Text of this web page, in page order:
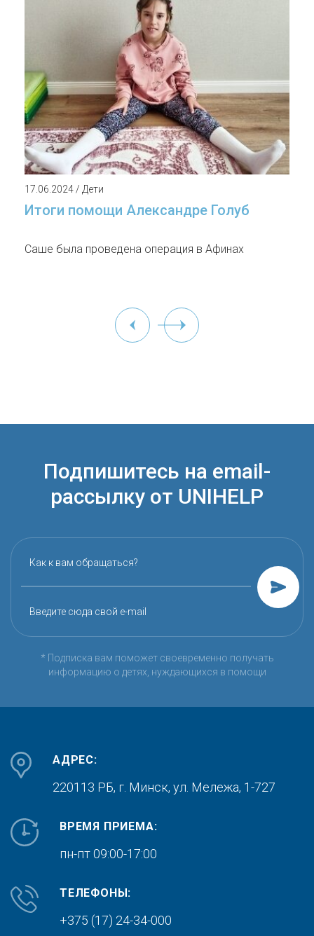
17.06.2024 / Дети
Итоги помощи Александре Голуб
Саше была проведена операция в Афинах
Подпишитесь на email-
рассылку от UNIHELP
Как к вам обращаться?
Введите сюда свой e-mail
* Подписка вам поможет своевременно получать
информацию о детях, нуждающихся в помощи
АДРЕС:
220113 РБ, г. Минск, ул. Мележа, 1-727
ВРЕМЯ ПРИЕМА:
пн-пт 09:00-17:00
ТЕЛЕФОНЫ:
+375 (17) 24-34-000